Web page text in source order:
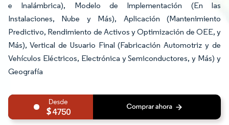
e Inalámbrica), Modelo de Implementación (En las
Instalaciones, Nube y Más), Aplicación (Mantenimiento
Predictivo, Rendimiento de Activos y Optimización de OEE, y
Más), Vertical de Usuario Final (Fabricación Automotriz y de
Vehículos Eléctricos, Electrónica y Semiconductores, y Más) y
Geografía
4750